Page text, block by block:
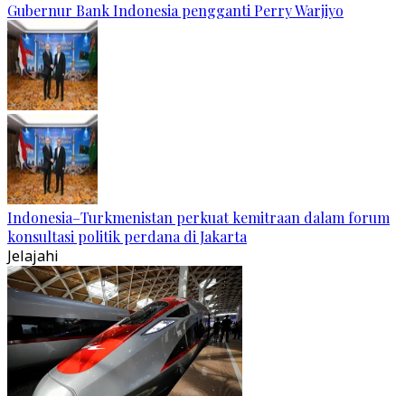
Gubernur Bank Indonesia pengganti Perry Warjiyo
Indonesia–Turkmenistan perkuat kemitraan dalam forum
konsultasi politik perdana di Jakarta
Jelajahi